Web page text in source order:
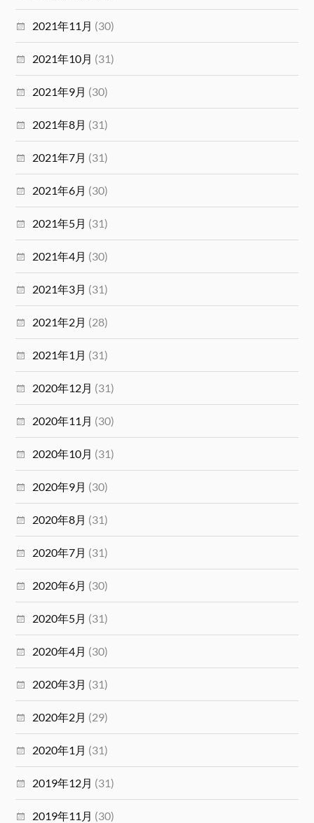
2021年11月 (30)
2021年10月 (31)
2021年9月 (30)
2021年8月 (31)
2021年7月 (31)
2021年6月 (30)
2021年5月 (31)
2021年4月 (30)
2021年3月 (31)
2021年2月 (28)
2021年1月 (31)
2020年12月 (31)
2020年11月 (30)
2020年10月 (31)
2020年9月 (30)
2020年8月 (31)
2020年7月 (31)
2020年6月 (30)
2020年5月 (31)
2020年4月 (30)
2020年3月 (31)
2020年2月 (29)
2020年1月 (31)
2019年12月 (31)
2019年11月 (30)